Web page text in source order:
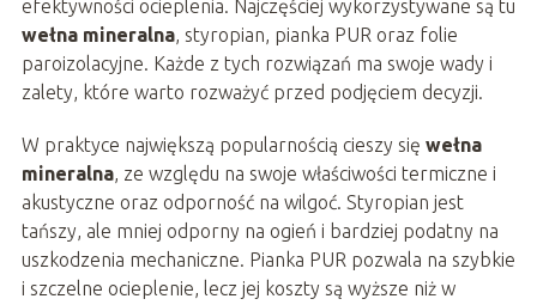
efektywności ocieplenia. Najczęściej wykorzystywane są tu
wełna mineralna, styropian, pianka PUR oraz folie
paroizolacyjne. Każde z tych rozwiązań ma swoje wady i
zalety, które warto rozważyć przed podjęciem decyzji.
W praktyce największą popularnością cieszy się wełna
mineralna, ze względu na swoje właściwości termiczne i
akustyczne oraz odporność na wilgoć. Styropian jest
tańszy, ale mniej odporny na ogień i bardziej podatny na
uszkodzenia mechaniczne. Pianka PUR pozwala na szybkie
i szczelne ocieplenie, lecz jej koszty są wyższe niż w